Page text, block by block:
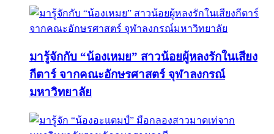
มารู้จักกับ “น้องเหมย” สาวน้อยผู้หลงรักในเสียง
กีตาร์ จากคณะอักษรศาสตร์ จุฬาลงกรณ์
มหาวิทยาลัย